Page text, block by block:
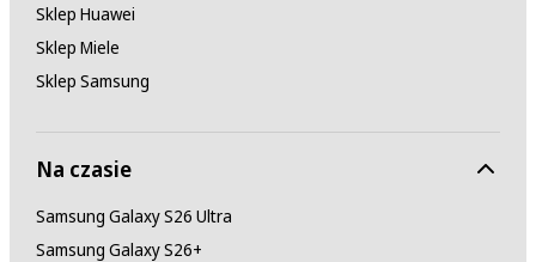
Sklep Huawei
Sklep Miele
Sklep Samsung
Na czasie
Samsung Galaxy S26 Ultra
Samsung Galaxy S26+